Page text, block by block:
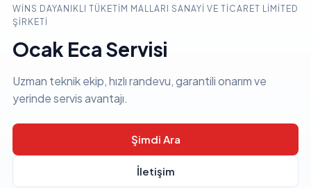
WINS DAYANIKLI TÜKETIM MALLARI SANAYI VE TICARET LIMITED
ŞIRKETI
Ocak Eca Servisi
Uzman teknik ekip, hızlı randevu, garantili onarım ve
yerinde servis avantajı.
Şimdi Ara
İletişim